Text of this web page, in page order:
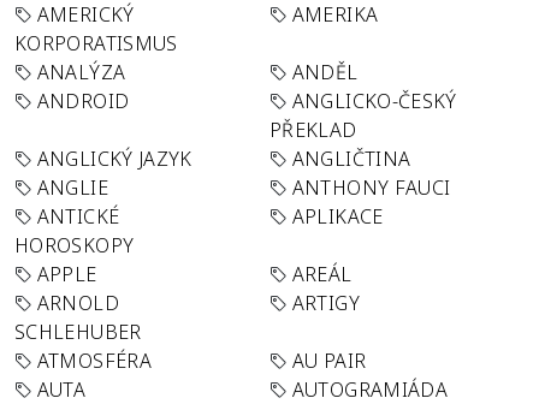
AMERICKÝ
KORPORATISMUS
AMERIKA
ANALÝZA
ANDĚL
ANDROID
ANGLICKO-ČESKÝ
PŘEKLAD
ANGLICKÝ JAZYK
ANGLIČTINA
ANGLIE
ANTHONY FAUCI
ANTICKÉ
HOROSKOPY
APLIKACE
APPLE
AREÁL
ARNOLD
SCHLEHUBER
ARTIGY
ATMOSFÉRA
AU PAIR
AUTA
AUTOGRAMIÁDA